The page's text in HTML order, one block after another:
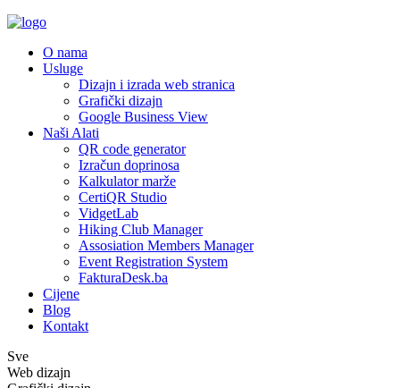
O nama
Usluge
Dizajn i izrada web stranica
Grafički dizajn
Google Business View
Naši Alati
QR code generator
Izračun doprinosa
Kalkulator marže
CertiQR Studio
VidgetLab
Hiking Club Manager
Assosiation Members Manager
Event Registration System
FakturaDesk.ba
Cijene
Blog
Kontakt
Sve
Web dizajn